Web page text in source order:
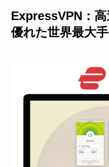
ExpressVPN：
優れた世界最大